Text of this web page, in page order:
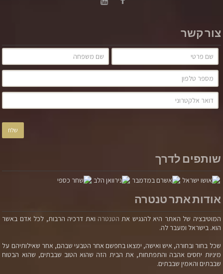
פעם עוד קצת: "בת זוגך יודעת את חולשותיך
סגנונות תקשורת והתנהגות במצוקה
רגשית
אבישג חיה כספי
מאמר זה מתייחס לכל המינים גם אם אני משתמשת בלשון
זכר אהבה זה רגש – זה לא מחויבות, זה לא אחריות – פשוט
רגש. וההיגיון של רגש הוא פשוט: כאב/אי-נוחות או עונג כאב/
צרכים לא נענים—————————–צרכים נענים פחד
——————————————קבלה/ אהבה Distress –
מצוקה ———
צור קשר
שותפים לדרך
אודות אתר טנטרה
המוטיבציה של האתר היא להנגיש את הטנטרה ואת דרכיה הרבות, לכל אדם באשר
הוא. בישראל ומעבר לה.
שכל בחור ובחורה, איש ואישה, ימצאו בחפשם אחר הטבעי שבהם, אחר שאילותיהם על
מיניות יחסים אהבה והתפתחות, את הבית הזה שהוא הטוב שבבתים, שהוא הבטוח
שבבתים והאמין שבבתים.